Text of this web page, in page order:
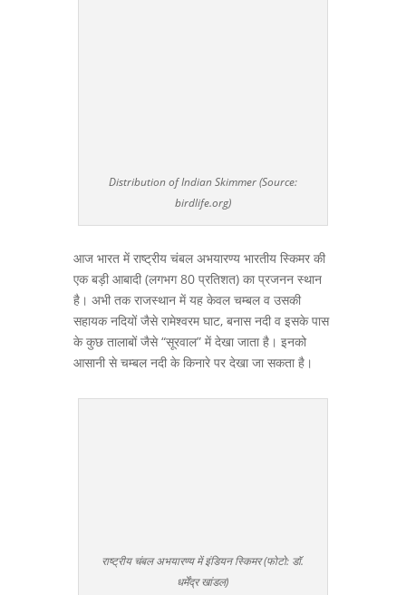
Distribution of Indian Skimmer (Source:
birdlife.org)
आज भारत में राष्ट्रीय चंबल अभयारण्य भारतीय स्किमर की
एक बड़ी आबादी (लगभग 80 प्रतिशत) का प्रजनन स्थान
है। अभी तक राजस्थान में यह केवल चम्बल व उसकी
सहायक नदियों जैसे रामेश्वरम घाट, बनास नदी व इसके पास
के कुछ तालाबों जैसे “सूरवाल” में देखा जाता है। इनको
आसानी से चम्बल नदी के किनारे पर देखा जा सकता है।
राष्ट्रीय चंबल अभयारण्य में इंडियन स्किमर (फोटो: डॉ.
धर्मेंद्र खांडल)